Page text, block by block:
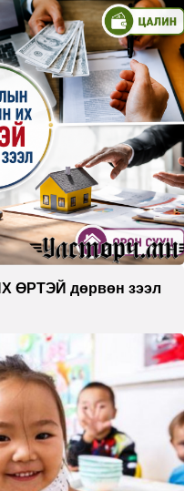
ӨРТЭЙ дөрвөн зээл